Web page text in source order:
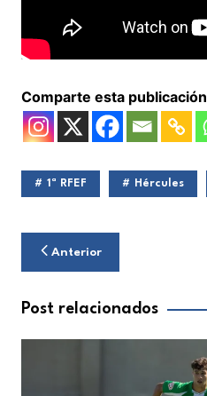
Comparte esta publicación
1ª RFEF Hércules
Navegación
de
entradas
Anterior
Post relacionados